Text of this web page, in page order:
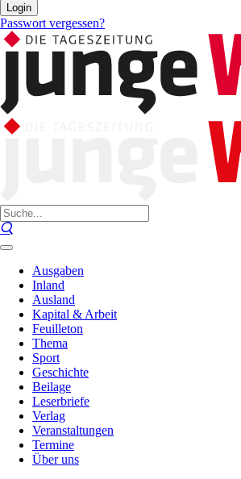
Login
Passwort vergessen?
Ausgaben
Inland
Ausland
Kapital & Arbeit
Feuilleton
Thema
Sport
Geschichte
Beilage
Leserbriefe
Verlag
Veranstaltungen
Termine
Über uns